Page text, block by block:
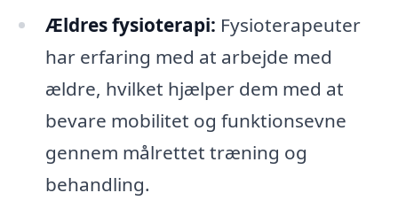
Ældres fysioterapi: Fysioterapeuter
har erfaring med at arbejde med
ældre, hvilket hjælper dem med at
bevare mobilitet og funktionsevne
gennem målrettet træning og
behandling.